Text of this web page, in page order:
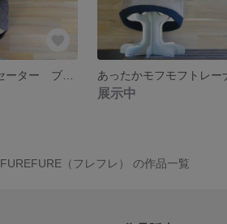
展示中
FUREFURE（フレフレ） の作品一覧